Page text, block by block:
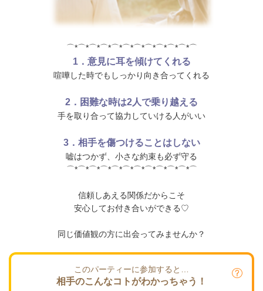
⌒*⌒*⌒*⌒*⌒*⌒*⌒*⌒*⌒*⌒*⌒*⌒
1．意見に耳を傾けてくれる
喧嘩した時でもしっかり向き合ってくれる
2．困難な時は2人で乗り越える
手を取り合って協力していける人がいい
3．相手を傷つけることはしない
嘘はつかず、小さな約束も必ず守る
⌒*⌒*⌒*⌒*⌒*⌒*⌒*⌒*⌒*⌒*⌒*⌒
信頼しあえる関係だからこそ
安心してお付き合いができる♡
同じ価値観の方に出会ってみませんか？
このパーティーに参加すると…
相手のこんなコトがわかっちゃう！